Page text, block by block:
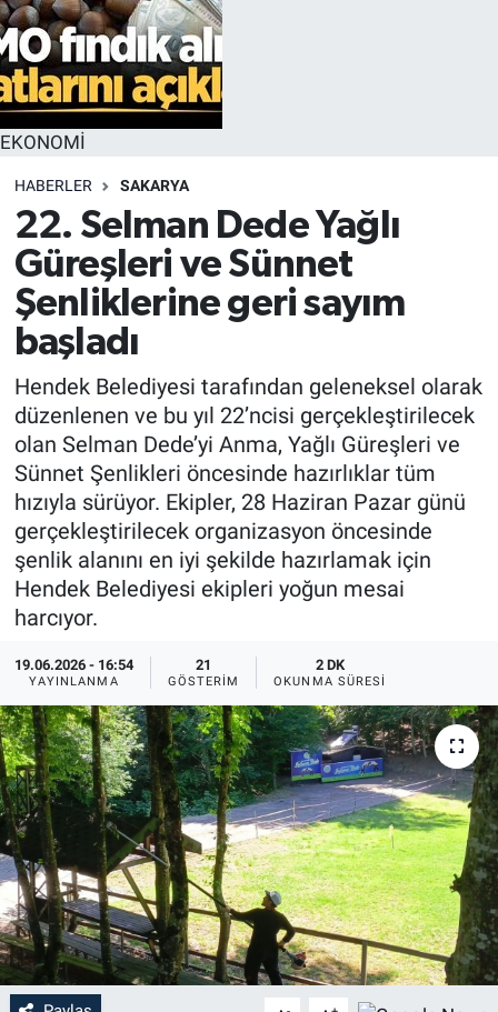
EKONOMİ
HABERLER SAKARYA
22. Selman Dede Yağlı
Güreşleri ve Sünnet
Şenliklerine geri sayım
başladı
Hendek Belediyesi tarafından geleneksel olarak
düzenlenen ve bu yıl 22’ncisi gerçekleştirilecek
olan Selman Dede’yi Anma, Yağlı Güreşleri ve
Sünnet Şenlikleri öncesinde hazırlıklar tüm
hızıyla sürüyor. Ekipler, 28 Haziran Pazar günü
gerçekleştirilecek organizasyon öncesinde
şenlik alanını en iyi şekilde hazırlamak için
Hendek Belediyesi ekipleri yoğun mesai
harcıyor.
19.06.2026 - 16:54
YAYINLANMA
21
GÖSTERIM
2 DK
OKUNMA SÜRESI